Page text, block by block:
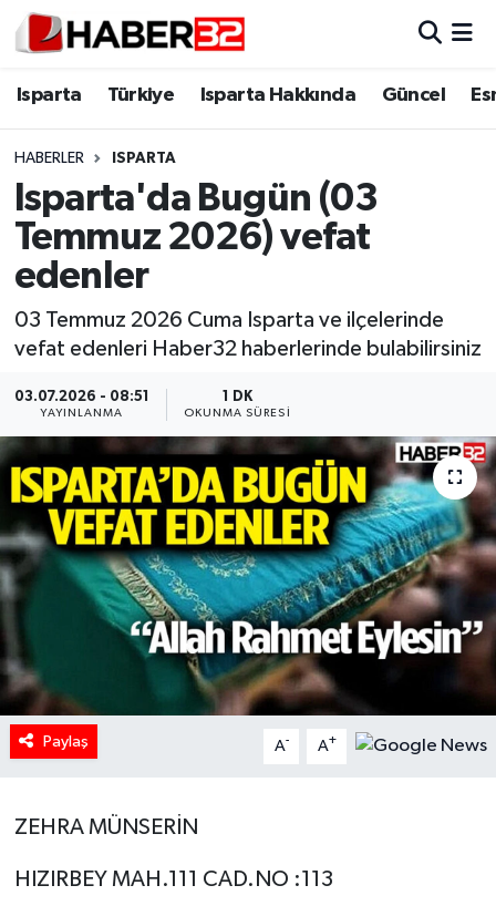
Isparta Türkiye Isparta Hakkında Güncel
HABERLER ISPARTA
Isparta'da Bugün (03
Temmuz 2026) vefat
edenler
03 Temmuz 2026 Cuma Isparta ve ilçelerinde
vefat edenleri Haber32 haberlerinde bulabilirsiniz
03.07.2026 - 08:51
YAYINLANMA
1 DK
OKUNMA SÜRESI
Paylaş A- A+
ZEHRA MÜNSERİN
HIZIRBEY MAH.111 CAD.NO :113
Isparta
Esnaf Diyor ki;
ASAYİŞ
BİLİM VE TEKNOLOJİ
GENEL
Güncel
HABERDE İNSAN
İlginç
KÜLTÜR SANAT
MAGAZİN
Oyun
POLİTİKA
RESMİ İLANLAR
Isparta Nöbetçi Eczaneler
Isparta Trafik Yoğunluk Haritası
Süper Lig Puan Durumu ve Fikstür
Tüm Manşetler
Haber Arşivi